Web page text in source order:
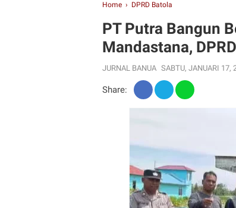
Home › DPRD Batola
PT Putra Bangun
Mandastana,
JURNAL BANUA SABTU, JANUARI 17,
Share: